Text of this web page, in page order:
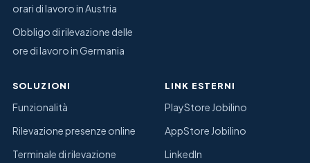
orari di lavoro in Austria
Obbligo di rilevazione delle
ore di lavoro in Germania
SOLUZIONI
Funzionalità
Rilevazione presenze online
Terminale di rilevazione
LINK ESTERNI
PlayStore Jobilino
AppStore Jobilino
LinkedIn